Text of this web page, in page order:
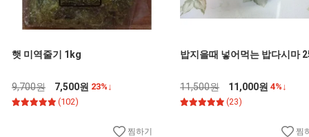
햇 미역줄기 1kg
9,700원 7,500원 23%↓
(102)
찜하기
밥지을때 넣어먹는 밥다시마
11,500원 11,000원 4%↓
(23)
찜